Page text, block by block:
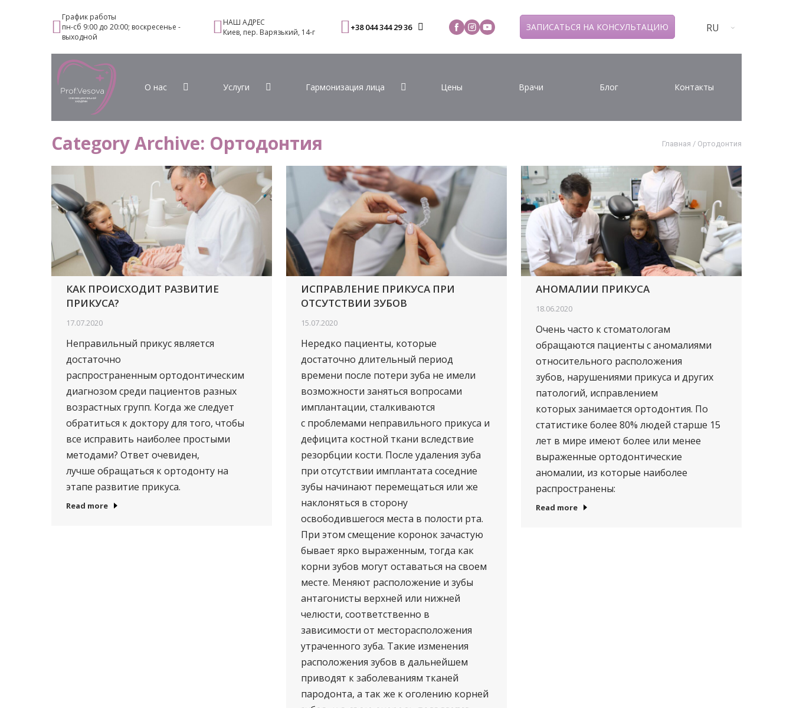
График работы
пн-сб 9:00 до 20:00; воскресенье -
выходной
НАШ АДРЕС
Киев, пер. Варязький, 14-г
+38 044 344 29 36 ЗАПИСАТЬСЯ НА КОНСУЛЬТАЦИЮ RU
О нас Услуги Гармонизация лица Цены Врачи Блог Контакты
Category Archive: Ортодонтия Главная / Ортодонтия
КАК ПРОИСХОДИТ РАЗВИТИЕ
ПРИКУСА?
17.07.2020
Неправильный прикус является
достаточно
распространенным ортодонтическим
диагнозом среди пациентов разных
возрастных групп. Когда же следует
обратиться к доктору для того, чтобы
все исправить наиболее простыми
методами? Ответ очевиден,
лучше обращаться к ортодонту на
этапе развитие прикуса.
Read more
ИСПРАВЛЕНИЕ ПРИКУСА ПРИ
ОТСУТСТВИИ ЗУБОВ
15.07.2020
Нередко пациенты, которые
достаточно длительный период
времени после потери зуба не имели
возможности заняться вопросами
имплантации, сталкиваются
с проблемами неправильного прикуса и
дефицита костной ткани вследствие
резорбции кости. После удаления зуба
при отсутствии имплантата соседние
зубы начинают перемещаться или же
наклоняться в сторону
освободившегося места в полости рта.
При этом смещение коронок зачастую
бывает ярко выраженным, тогда как
корни зубов могут оставаться на своем
месте. Меняют расположение и зубы
антагонисты верхней или нижней
челюсти, соответственно в
зависимости от месторасположения
утраченного зуба. Такие изменения
расположения зубов в дальнейшем
приводят к заболеваниям тканей
пародонта, а так же к оголению корней
АНОМАЛИИ ПРИКУСА
18.06.2020
Очень часто к стоматологам
обращаются пациенты с аномалиями
относительного расположения
зубов, нарушениями прикуса и других
патологий, исправлением
которых занимается ортодонтия. По
статистике более 80% людей старше 15
лет в мире имеют более или менее
выраженные ортодонтические
аномалии, из которые наиболее
распространены:
Read more